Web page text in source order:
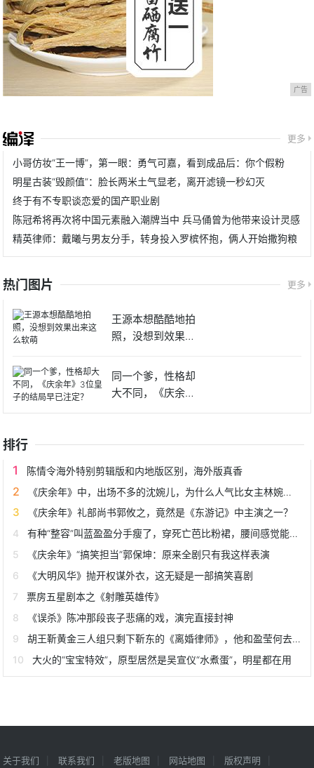
广告
更多
小哥仿妆“王一博”，第一眼：勇气可嘉，看到成品后：你个假粉
明星古装“毁颜值”：脸长两米土气显老，离开滤镜一秒幻灭
终于有不专职谈恋爱的国产职业剧
陈冠希将再次将中国元素融入潮牌当中 兵马俑曾为他带来设计灵感
精英律师：戴曦与男友分手，转身投入罗槟怀抱，俩人开始撒狗粮
热门图片 更多
王源本想酷酷地拍
照，没想到效果出
同一个爹，性格却
大不同，《庆余
年》3位皇
排行
陈情令海外特别剪辑版和内地版区别，海外版真香
《庆余年》中，出场不多的沈婉儿，为什么人气比女主林婉儿还高？
《庆余年》礼部尚书郭攸之，竟然是《东游记》中主演之一？
有种“整容”叫蓝盈盈分手瘦了，穿死亡芭比粉裙，腰间感觉能透光
《庆余年》“搞笑担当”郭保坤：原来全剧只有我这样表演
《大明风华》抛开权谋外衣，这无疑是一部搞笑喜剧
票房五星剧本之《射雕英雄传》
《误杀》陈冲那段丧子悲痛的戏，演完直接封神
胡王靳黄金三人组只剩下靳东的《离婚律师》，他和盈莹何去何从？
大火的“宝宝特效”，原型居然是吴宣仪“水煮蛋”，明星都在用
关于我们 联系我们 老版地图 网站地图 版权声明